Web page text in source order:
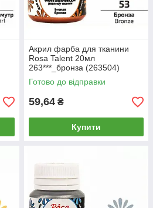
Акрил фарба для тканини
Rosa Talent 20мл
263***_бронза (263504)
Готово до відправки
59,64 ₴
Купити